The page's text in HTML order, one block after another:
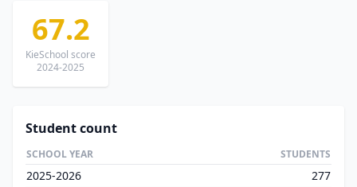
67.2
KieSchool score
2024-2025
Student count
SCHOOL YEAR STUDENTS
2025-2026
277